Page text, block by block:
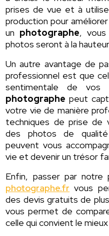
prises de vue et à
production pour
un photographe,
photos seront à la
Un autre avantage de
professionnel est que
sentimentale de vos
photographe peut
votre vie de manière
techniques de prise de
des photos de
peuvent vous
vie et devenir un trésor
Enfin, passer par notre
photographe.fr vous
des devis gratuits de
vous permet de
celle qui convient le